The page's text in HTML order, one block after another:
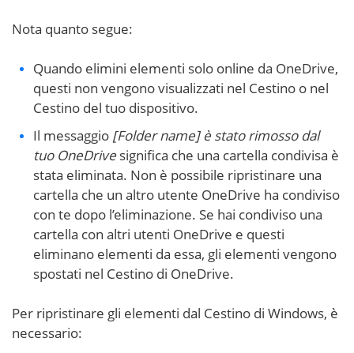
Nota quanto segue:
Quando elimini elementi solo online da OneDrive,
questi non vengono visualizzati nel Cestino o nel
Cestino del tuo dispositivo.
Il messaggio [Folder name] è stato rimosso dal
tuo OneDrive significa che una cartella condivisa è
stata eliminata. Non è possibile ripristinare una
cartella che un altro utente OneDrive ha condiviso
con te dopo l’eliminazione. Se hai condiviso una
cartella con altri utenti OneDrive e questi
eliminano elementi da essa, gli elementi vengono
spostati nel Cestino di OneDrive.
Per ripristinare gli elementi dal Cestino di Windows, è
necessario: